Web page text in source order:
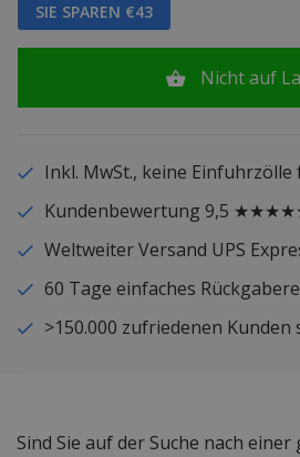
SIE SPAREN €43
Nicht auf
Inkl. MwSt., keine Einfuhrzölle
Kundenbewertung 9,5
Weltweiter Versand UPS
60 Tage einfaches
>150.000 zufriedenen Kunden
Sind Sie auf der Suche nach